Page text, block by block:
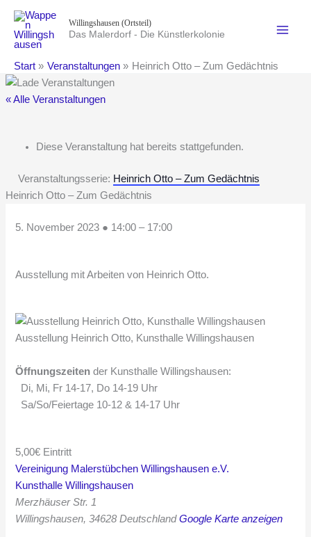
Inhalt
springen
Willingshausen (Ortsteil)
Das Malerdorf - Die Künstlerkolonie
Start Veranstaltungen Heinrich Otto – Zum Gedächtnis
« Alle Veranstaltungen
Diese Veranstaltung hat bereits stattgefunden.
Veranstaltungsserie: Heinrich Otto – Zum Gedächtnis
Heinrich Otto – Zum Gedächtnis
5. November 2023 ● 14:00– 17:00
Ausstellung mit Arbeiten von Heinrich Otto.
Ausstellung Heinrich Otto, Kunsthalle Willingshausen
Öffnungszeitender Kunsthalle Willingshausen:
Di, Mi, Fr 14-17, Do 14-19 Uhr
Sa/So/Feiertage 10-12 & 14-17 Uhr
5,00€ Eintritt
Vereinigung Malerstübchen Willingshausen e.V.
Kunsthalle Willingshausen
Merzhäuser Str. 1
Willingshausen, 34628 Deutschland Google Karte anzeigen